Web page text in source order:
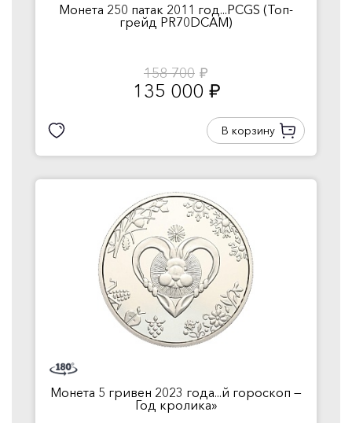
Монета 250 патак 2011 год...PCGS (Топ-
грейд PR70DCAM)
158 700 руб.
135 000 руб.
В корзину
Монета 5 гривен 2023 года...й гороскоп —
Год кролика»